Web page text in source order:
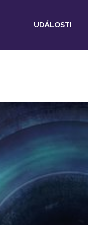
UDÁLOSTI